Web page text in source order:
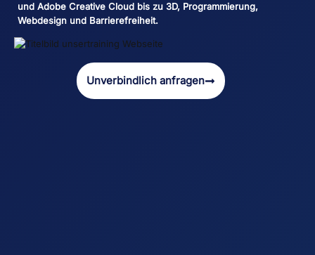
und Adobe Creative Cloud bis zu 3D, Programmierung,
Webdesign und Barrierefreiheit.
Unverbindlich anfragen